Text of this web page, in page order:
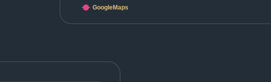
GoogleMaps